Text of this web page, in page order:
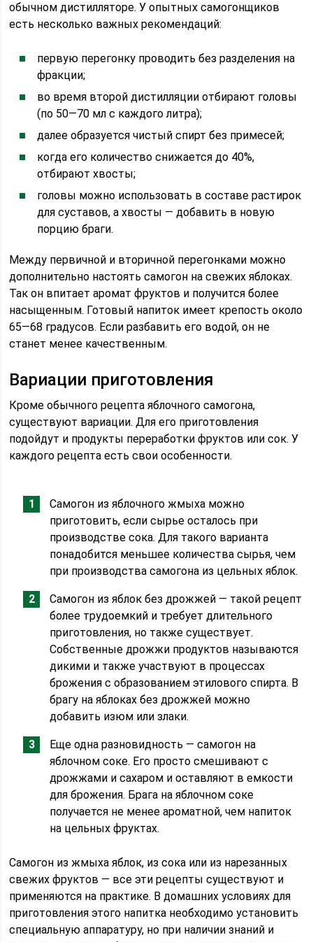
обычном дистилляторе. У опытных самогонщиков
есть несколько важных рекомендаций:
первую перегонку проводить без разделения на
фракции;
во время второй дистилляции отбирают головы
(по 50—70 мл с каждого литра);
далее образуется чистый спирт без примесей;
когда его количество снижается до 40%,
отбирают хвосты;
головы можно использовать в составе растирок
для суставов, а хвосты — добавить в новую
порцию браги.
Между первичной и вторичной перегонками можно
дополнительно настоять самогон на свежих яблоках.
Так он впитает аромат фруктов и получится более
насыщенным. Готовый напиток имеет крепость около
65—68 градусов. Если разбавить его водой, он не
станет менее качественным.
Вариации приготовления
Кроме обычного рецепта яблочного самогона,
существуют вариации. Для его приготовления
подойдут и продукты переработки фруктов или сок. У
каждого рецепта есть свои особенности.
Самогон из яблочного жмыха можно
приготовить, если сырье осталось при
производстве сока. Для такого варианта
понадобится меньшее количества сырья, чем
при производства самогона из цельных яблок.
Самогон из яблок без дрожжей — такой рецепт
более трудоемкий и требует длительного
приготовления, но также существует.
Собственные дрожжи продуктов называются
дикими и также участвуют в процессах
брожения с образованием этилового спирта. В
брагу на яблоках без дрожжей можно
добавить изюм или злаки.
Еще одна разновидность — самогон на
яблочном соке. Его просто смешивают с
дрожжами и сахаром и оставляют в емкости
для брожения. Брага на яблочном соке
получается не менее ароматной, чем напиток
на цельных фруктах.
Самогон из жмыха яблок, из сока или из нарезанных
свежих фруктов — все эти рецепты существуют и
применяются на практике. В домашних условиях для
приготовления этого напитка необходимо установить
специальную аппаратуру, но при наличии знаний и